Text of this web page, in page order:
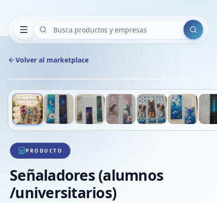
Buscar
Volver al marketplace
1/7
PRODUCTO
Señaladores (alumnos
/universitarios)